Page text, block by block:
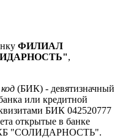
ФИЛИАЛ
,
(БИК) - девятизначный
или кредитной
БИК 042520777
открытые в банке
"СОЛИДАРНОСТЬ".